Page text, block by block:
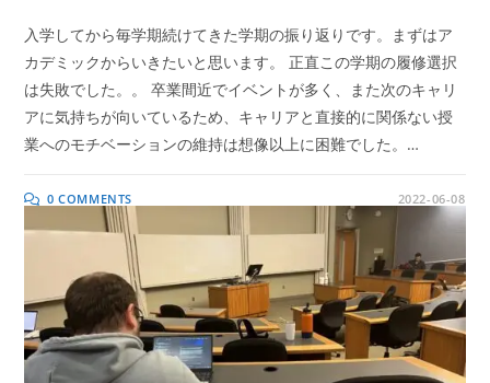
入学してから毎学期続けてきた学期の振り返りです。まずはア
カデミックからいきたいと思います。 正直この学期の履修選択
は失敗でした。。 卒業間近でイベントが多く、また次のキャリ
アに気持ちが向いているため、キャリアと直接的に関係ない授
業へのモチベーションの維持は想像以上に困難でした。…
0 COMMENTS 2022-06-08